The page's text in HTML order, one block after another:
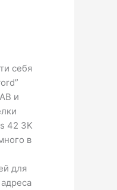
себя
и
42 3K
в
для